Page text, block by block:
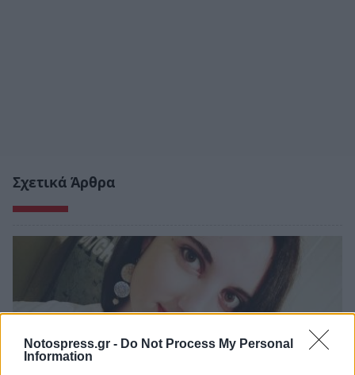
Notospress.gr - Do Not Process My Personal
Information
Σχετικά Άρθρα